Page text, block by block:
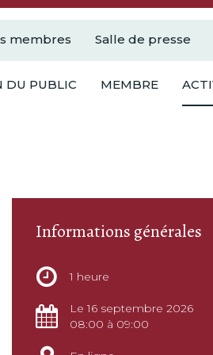
membres Salle de presse
DU PUBLIC MEMBRE
Informations générales
1 heure
Le 16 septembre 2026
08:00 à 09:00